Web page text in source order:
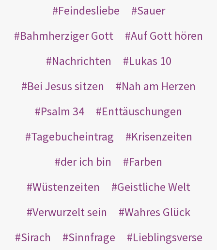
Feindesliebe
Sauer
Bahmherziger Gott
Auf Gott hören
Nachrichten
Lukas 10
Bei Jesus sitzen
Nah am Herzen
Psalm 34
Enttäuschungen
Tagebucheintrag
Krisenzeiten
der ich bin
Farben
Wüstenzeiten
Geistliche Welt
Verwurzelt sein
Wahres Glück
Sirach
Sinnfrage
Lieblingsverse